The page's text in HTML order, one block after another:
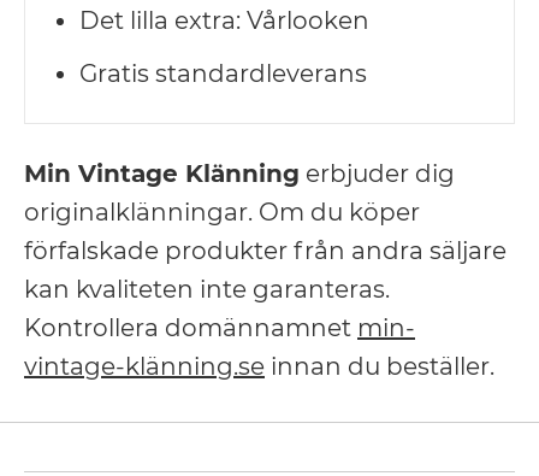
Det lilla extra: Vårlooken
Gratis standardleverans
Min Vintage Klänning erbjuder dig
originalklänningar. Om du köper
förfalskade produkter från andra säljare
kan kvaliteten inte garanteras.
Kontrollera domännamnet min-
vintage-klänning.se innan du beställer.